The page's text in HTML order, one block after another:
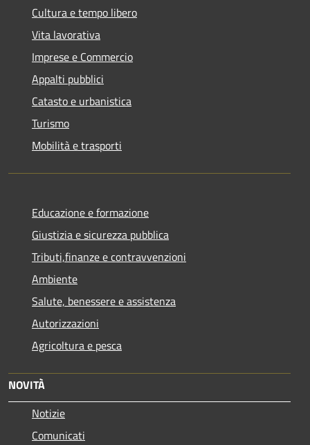
Cultura e tempo libero
Vita lavorativa
Imprese e Commercio
Appalti pubblici
Catasto e urbanistica
Turismo
Mobilità e trasporti
Educazione e formazione
Giustizia e sicurezza pubblica
Tributi,finanze e contravvenzioni
Ambiente
Salute, benessere e assistenza
Autorizzazioni
Agricoltura e pesca
NOVITÀ
Notizie
Comunicati